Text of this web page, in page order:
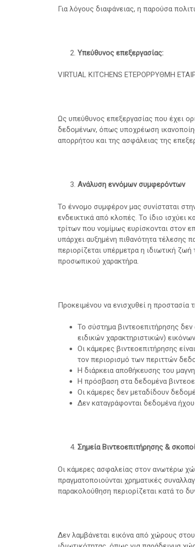
Για λόγους διαφάνειας, η παρούσα
Υπεύθυνος επεξεργασίας:
VIRTUAL KITCHENS ΕΤΕΡΟΡΡΥΘΜΗ
Ως υπεύθυνος επεξεργασίας που έχει
δεδομένων, όπως υποχρέωση
απορρήτου και της ασφάλειας της
Ανάλυση εννόμων συμφερόντων
Το έννομο συμφέρον μας συνίσταται
ενδεικτικά από κλοπές. Το ίδιο ισχύει
τρίτων που νομίμως ευρίσκονται στον
υπάρχει αυξημένη πιθανότητα τέλεσης
περιορίζεται υπέρμετρα η ιδιωτική
προσωπικού χαρακτήρα.
Προκειμένου να ενισχυθεί η προστασία
Το σύστημα βιντεοεπιτήρησης
ειδικών χαρακτηριστικών)
Οι κάμερες βιντεοεπιτήρησης
τον περιορισμό των περιττών
Η διάρκεια αποθήκευσης του
Η πρόσβαση στα δεδομένα
Οι κάμερες δεν μεταδίδουν
Δεν καταγράφονται δεδομένα
Σημεία Βιντεοεπιτήρησης &
Οι κάμερες ασφαλείας στον ανωτέρω
πραγματοποιούνται χρηματικές
παρακολούθηση περιορίζεται κατά το
Δεν λαμβάνεται εικόνα από χώρους